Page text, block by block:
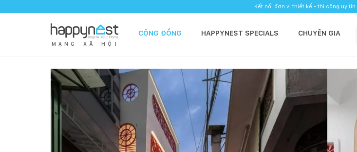
Kết nối đơn vị thiết kế - thi công uy tín.
M Ạ N G X Ã H Ộ I
CỘNG ĐỒNG HAPPYNEST SPECIALS CHUYÊN GIA